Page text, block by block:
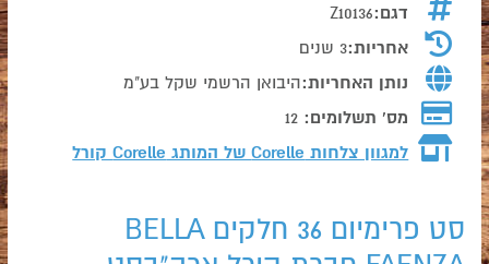
דגם:Z10136
אחריות:3 שנים
נותן האחריות:היבואן הרשמי שקל בע"מ
מס' תשלומים: 12
למגוון צלחות Corelle של המותג
Corelle קורל
סט פרימיום 36 חלקים BELLA